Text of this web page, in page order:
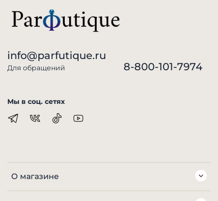
О магазине
info@parfutique.ru
Для обращений 8-800-101-7974
Мы в соц. сетях